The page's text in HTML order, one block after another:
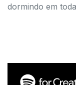
dormindo em